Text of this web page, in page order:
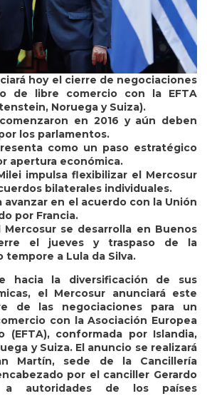
hoy el cierre de negociaciones
de libre comercio con la EFTA
Noruega y Suiza).
en 2016 y aún deben
los parlamentos.
como un paso estratégico
apertura económica.
impulsa flexibilizar el Mercosur
bilaterales individuales.
avanzar en el acuerdo con la Unión
por Francia.
Mercosur se desarrolla en Buenos
el jueves y traspaso de la
tempore a Lula da Silva.
hacia la diversificación de sus
el Mercosur anunciará este
de las negociaciones para un
con la Asociación Europea
(EFTA), conformada por Islandia,
y Suiza. El anuncio se realizará
Martín, sede de la Cancillería
por el canciller Gerardo
a autoridades de los países